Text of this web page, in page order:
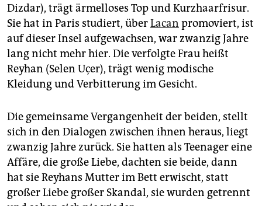
Dizdar), trägt ärmelloses Top und Kurzhaarfrisur.
Sie hat in Paris studiert, überLacan promoviert, ist
auf dieser Insel aufgewachsen, war zwanzig Jahre
lang nicht mehr hier. Die verfolgte Frau heißt
Reyhan (Selen Uçer), trägt wenig modische
Kleidung und Verbitterung im Gesicht.
Die gemeinsame Vergangenheit der beiden, stellt
sich in den Dialogen zwischen ihnen heraus, liegt
zwanzig Jahre zurück. Sie hatten als Teenager eine
Affäre, die große Liebe, dachten sie beide, dann
hat sie Reyhans Mutter im Bett erwischt, statt
großer Liebe großer Skandal, sie wurden getrennt